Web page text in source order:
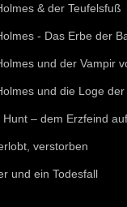
& der Teufelsfuß
- Das Erbe der
und der Vampir
und die Loge
Hunt – dem Erzfeind
verstorben
und ein Todesfall